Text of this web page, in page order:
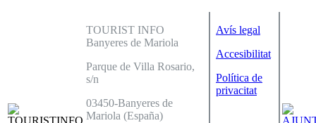
TOURIST INFO
Banyeres de Mariola
Parque de Villa Rosario,
s/n
03450-Banyeres de
Mariola (España)
Avís legal
Accesibilitat
Política de
privacitat